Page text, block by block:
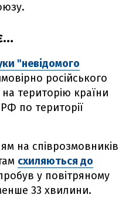
"невідомого
російського
територію країни
по території
на співрозмовників
схиляються до
у повітряному
33 хвилини.